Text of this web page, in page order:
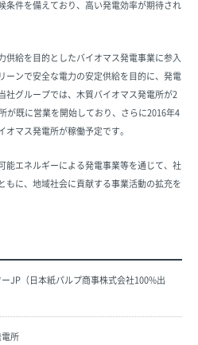
条件を備えており、高い発電効率が期待され
供給を目的としたバイオマス発電事業に参入
ーンで安全な電力の安定供給を目的に、発電
社グループでは、木質バイオマス発電所が2
が既に営業を開始しており、さらに2016年4
オマス発電所が稼働予定です。
能エネルギーによる発電事業等を通じて、社
もに、地域社会に貢献する事業活動の拡充を
JP（日本紙パルプ商事株式会社100%出
電所